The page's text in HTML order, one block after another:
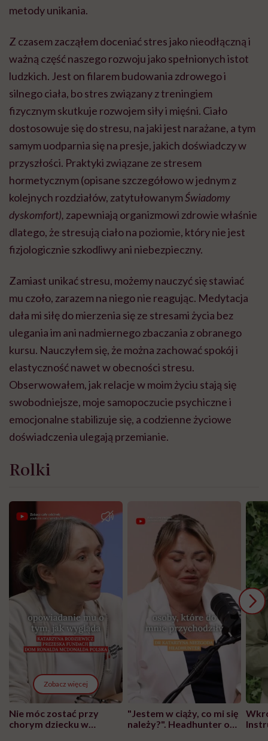
metody unikania.
Z czasem zacząłem doceniać stres jako nieodłączną i
ważną część naszego rozwoju jako spełnionych istot
ludzkich. Jest on filarem budowania zdrowego i
silnego ciała, bo stres związany z treningiem
fizycznym skutkuje rozwojem siły i mięśni. Ciało
dostosowuje się do stresu, na jaki jest narażane, a tym
samym uodparnia się na presje, jakich doświadczy w
przyszłości. Praktyki związane ze stresem
hormetycznym (opisane szczegółowo w jednym z
kolejnych rozdziałów, zatytułowanymŚwiadomy
dyskomfort), zapewniają organizmowi zdrowie właśnie
dlatego, że stresują ciało na poziomie, który nie jest
fizjologicznie szkodliwy ani niebezpieczny.
Zamiast unikać stresu, możemy nauczyć się stawiać
mu czoło, zarazem na niego nie reagując. Medytacja
dała mi siłę do mierzenia się ze stresami życia bez
ulegania im ani nadmiernego zbaczania z obranego
kursu. Nauczyłem się, że można zachować spokój i
elastyczność nawet w obecności stresu.
Obserwowałem, jak relacje w moim życiu stają się
swobodniejsze, moje samopoczucie psychiczne i
emocjonalne stabilizuje się, a codzienne życiowe
doświadczenia ulegają przemianie.
Rolki
Zobacz więcej
Nie móc zostać przy
chorym dziecku w
"Jestem w ciąży, co mi się
należy?". Headhunter o